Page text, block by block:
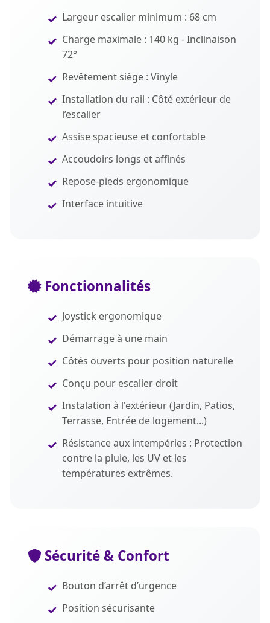
Largeur escalier minimum : 68 cm
Charge maximale : 140 kg - Inclinaison
72°
Revêtement siège : Vinyle
Installation du rail : Côté extérieur de
l’escalier
Assise spacieuse et confortable
Accoudoirs longs et affinés
Repose-pieds ergonomique
Interface intuitive
Fonctionnalités
Joystick ergonomique
Démarrage à une main
Côtés ouverts pour position naturelle
Conçu pour escalier droit
Instalation à l'extérieur (Jardin, Patios,
Terrasse, Entrée de logement...)
Résistance aux intempéries : Protection
contre la pluie, les UV et les
températures extrêmes.
Sécurité & Confort
Bouton d’arrêt d’urgence
Position sécurisante